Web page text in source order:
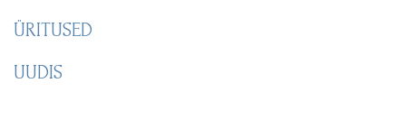
ÜRITUSED
UUDIS